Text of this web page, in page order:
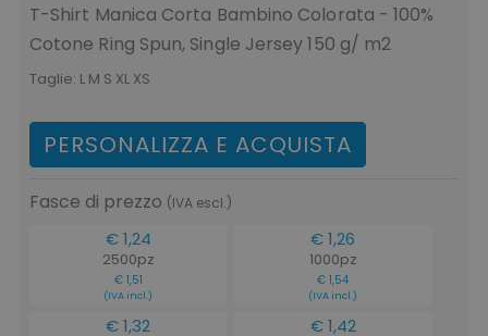
T-Shirt Manica Corta Bambino Colorata - 100%
Cotone Ring Spun, Single Jersey 150 g/ m2
Taglie: L M S XL XS
PERSONALIZZA E ACQUISTA
Fasce di prezzo (IVA escl.)
€ 1,24
2500pz
€ 1,51
(IVA incl.)
€ 1,26
1000pz
€ 1,54
(IVA incl.)
€ 1,32 € 1,42